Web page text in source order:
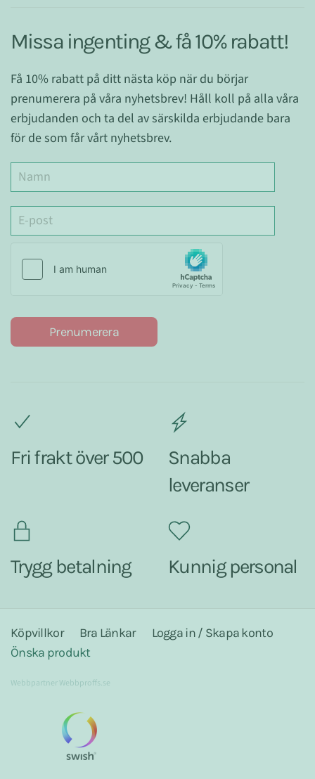
Missa ingenting & få 10% rabatt!
Få 10% rabatt på ditt nästa köp när du börjar
prenumerera på våra nyhetsbrev! Håll koll på alla våra
erbjudanden och ta del av särskilda erbjudande bara
för de som får vårt nyhetsbrev.
Prenumerera
Fri frakt över 500
Snabba
leveranser
Trygg betalning Kunnig personal
Köpvillkor Bra Länkar
Logga in / Skapa konto
Önska produkt
WebbpartnerWebbproffs.se